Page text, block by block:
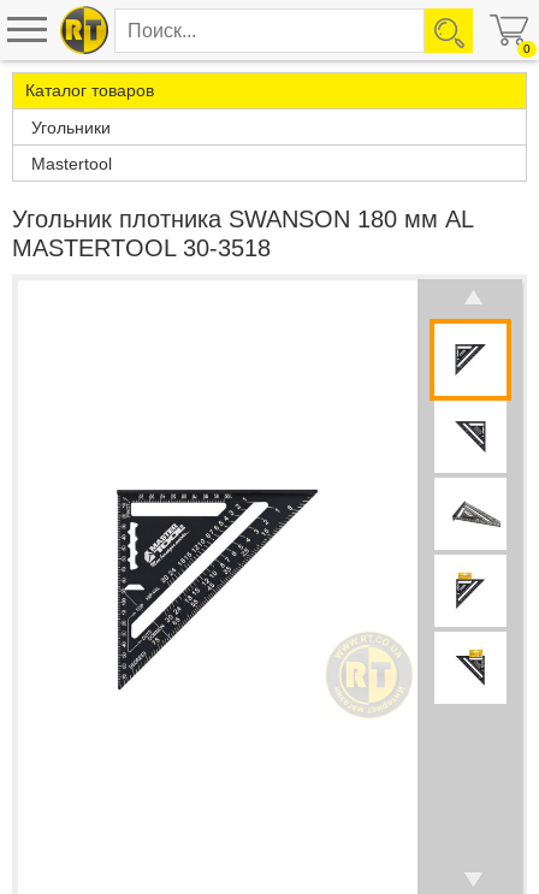
0
Каталог товаров
Угольники
Mastertool
Угольник плотника SWANSON 180 мм AL
MASTERTOOL 30-3518